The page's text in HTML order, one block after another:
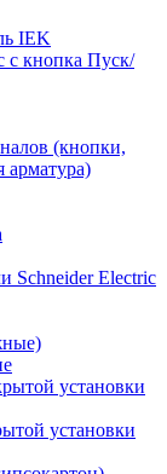
IEK
с кнопка Пуск/
(кнопки,
арматура)
Schneider Electric
установки
установки